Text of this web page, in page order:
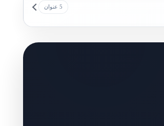
5 عنوان